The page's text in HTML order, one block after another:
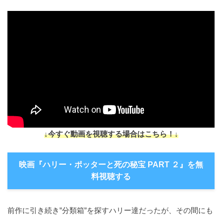
↓今すぐ動画を視聴する場合はこちら！↓
映画『ハリー・ポッターと死の秘宝 PART ２』を無
料視聴する
前作に引き続き”分類箱”を探すハリー達だったが、その間にも